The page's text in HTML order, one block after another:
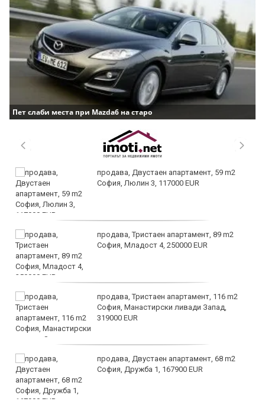
Пет слаби места при Mazda6 на старо
продава, Двустаен апартамент, 59 m2
София, Люлин 3, 117000 EUR
продава, Тристаен апартамент, 89 m2
София, Младост 4, 250000 EUR
продава, Тристаен апартамент, 116 m2
София, Манастирски ливади Запад,
319000 EUR
продава, Двустаен апартамент, 68 m2
София, Дружба 1, 167900 EUR